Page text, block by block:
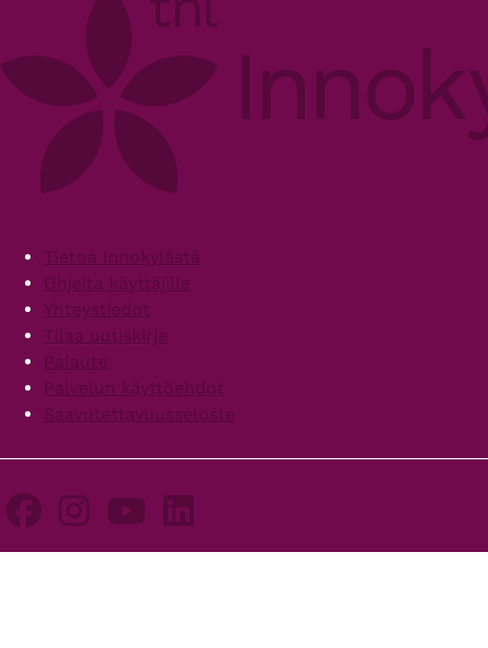
FooterTietoa Innokylästä
Ohjeita käyttäjille
Yhteystiedot
Tilaa uutiskirje
Palaute
Palvelun käyttöehdot
Saavutettavuusseloste